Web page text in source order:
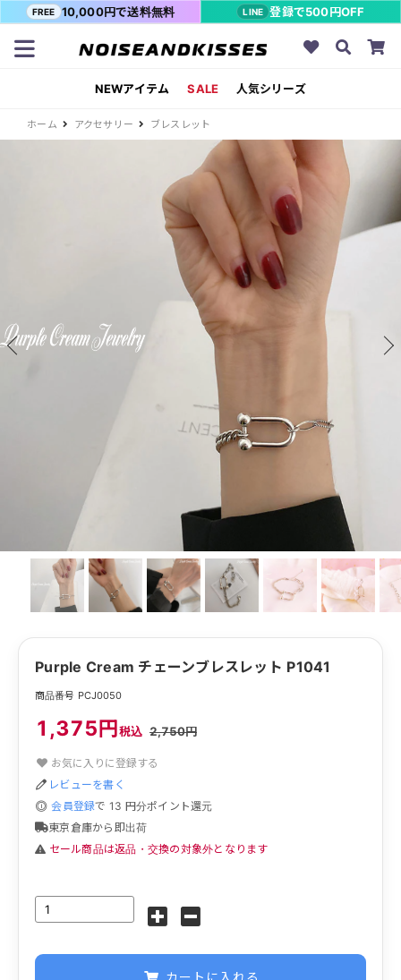
FREE 10,000円で送料無料 LINE 登録で500円OFF
NEWアイテム SALE 人気シリーズ
ホーム アクセサリー ブレスレット
Purple Cream チェーンブレスレット P1041
商品番号 PCJ0050
1,375円税込 2,750円
お気に入りに登録する
レビューを書く
会員登録で 13 円分ポイント還元
東京倉庫から即出荷
セール商品は返品・交換の対象外となります
カートに入れる